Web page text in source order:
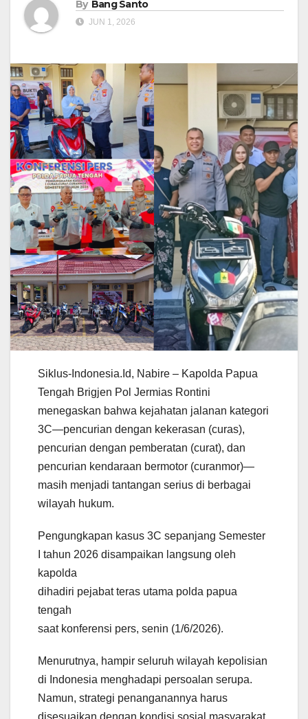
By Bang Santo
JUN 1, 2026
Siklus-Indonesia.Id, Nabire – Kapolda Papua
Tengah Brigjen Pol Jermias Rontini
menegaskan bahwa kejahatan jalanan kategori
3C—pencurian dengan kekerasan (curas),
pencurian dengan pemberatan (curat), dan
pencurian kendaraan bermotor (curanmor)—
masih menjadi tantangan serius di berbagai
wilayah hukum.
Pengungkapan kasus 3C sepanjang Semester
I tahun 2026 disampaikan langsung oleh
kapolda
dihadiri pejabat teras utama polda papua
tengah
saat konferensi pers, senin (1/6/2026).
Menurutnya, hampir seluruh wilayah kepolisian
di Indonesia menghadapi persoalan serupa.
Namun, strategi penanganannya harus